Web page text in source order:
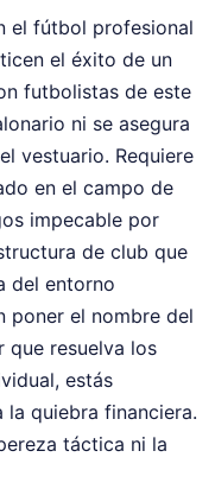
el fútbol profesional
el éxito de un
futbolistas de este
ni se asegura
vestuario. Requiere
en el campo de
impecable por
de club que
del entorno
poner el nombre del
que resuelva los
estás
quiebra financiera.
táctica ni la